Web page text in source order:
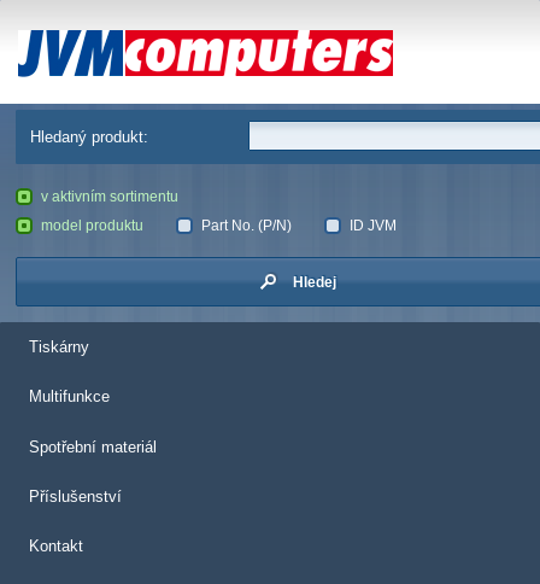
JVM Computers
Hledaný produkt:
v aktivním sortimentu
model produktu
Part No. (P/N) ID JVM
Hledej
Tiskárny
Multifunkce
Spotřební materiál
Příslušenství
Kontakt